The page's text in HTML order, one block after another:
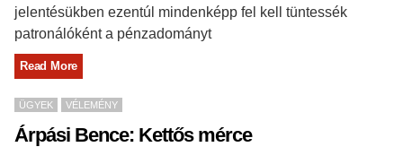
jelentésükben ezentúl mindenképp fel kell tüntessék
patronálóként a pénzadományt
Read More
ÜGYEK VÉLEMÉNY
Árpási Bence: Kettős mérce